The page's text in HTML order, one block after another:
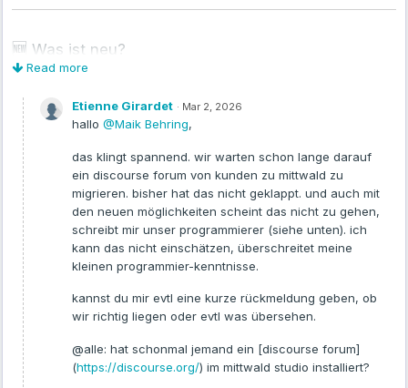
🆕 Was ist neu?
1️⃣ Ressourcenlimits für Container
Container lassen sich jetzt gezielt mit CPU- und RAM-Limits
betreiben:
per CLI ( --cpus , --memory )
oder über die Docker-Compose-Syntax
deploy.resources.limits )
Gerade für produktive Workloads oder Multi-Container-Setups
relevant – z. B. wenn ihr saubere Ressourcenisolation braucht
oder Kosten/Performance kontrollieren wollt.
2️⃣ Eigene Docker-Registry auf Mittwald
Es gibt jetzt eine durchgehende Anleitung, wie ihr eine
Read more
Etienne Girardet · Mar 2, 2026
hallo @Maik Behring,
das klingt spannend. wir warten schon lange darauf
ein discourse forum von kunden zu mittwald zu
migrieren. bisher hat das nicht geklappt. und auch mit
den neuen möglichkeiten scheint das nicht zu gehen,
schreibt mir unser programmierer (siehe unten). ich
kann das nicht einschätzen, überschreitet meine
kleinen programmier-kenntnisse.
kannst du mir evtl eine kurze rückmeldung geben, ob
wir richtig liegen oder evtl was übersehen.
@alle: hat schonmal jemand ein [discourse forum]
(https://discourse.org/) im mittwald studio installiert?